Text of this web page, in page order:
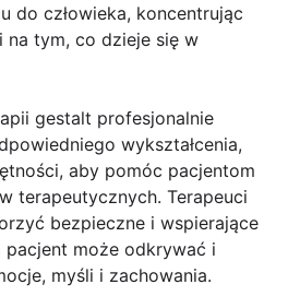
do człowieka, koncentrując
na tym, co dzieje się w
gestalt profesjonalnie
wykształcenia,
aby pomóc pacjentom
terapeutycznych. Terapeuci
bezpieczne i wspierające
może odkrywać i
myśli i zachowania.